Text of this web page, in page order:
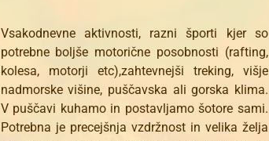
Vsakodnevne aktivnosti, razni športi kjer so
potrebne boljše motorične posobnosti (rafting,
kolesa, motorji etc),zahtevnejši treking, višje
nadmorske višine, puščavska ali gorska klima.
V puščavi kuhamo in postavljamo šotore sami.
Potrebna je precejšnja vzdržnost in velika želja